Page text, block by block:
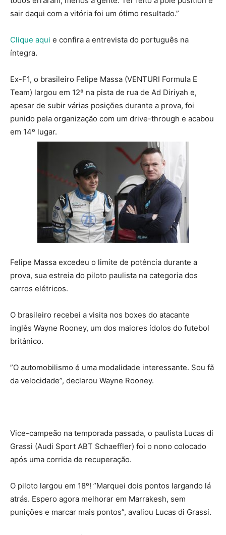
sair daqui com a vitória foi um ótimo resultado.”
Clique aqui e confira a entrevista do português na
íntegra.
Ex-F1, o brasileiro Felipe Massa (VENTURI Formula E
Team) largou em 12º na pista de rua de Ad Diriyah e,
apesar de subir várias posições durante a prova, foi
punido pela organização com um drive-through e acabou
em 14º lugar.
Felipe Massa excedeu o limite de potência durante a
prova, sua estreia do piloto paulista na categoria dos
carros elétricos.
O brasileiro recebei a visita nos boxes do atacante
inglês Wayne Rooney, um dos maiores ídolos do futebol
britânico.
”O automobilismo é uma modalidade interessante. Sou fã
da velocidade”, declarou Wayne Rooney.
Vice-campeão na temporada passada, o paulista Lucas di
Grassi (Audi Sport ABT Schaeffler) foi o nono colocado
após uma corrida de recuperação.
O piloto largou em 18º! ”Marquei dois pontos largando lá
atrás. Espero agora melhorar em Marrakesh, sem
punições e marcar mais pontos”, avaliou Lucas di Grassi.